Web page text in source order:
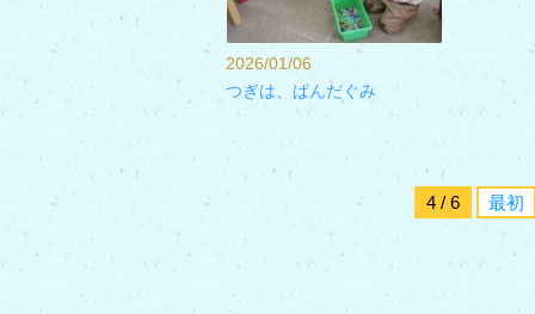
2026/01/06
つぎは、ぱんだぐみ
4 / 6 最初